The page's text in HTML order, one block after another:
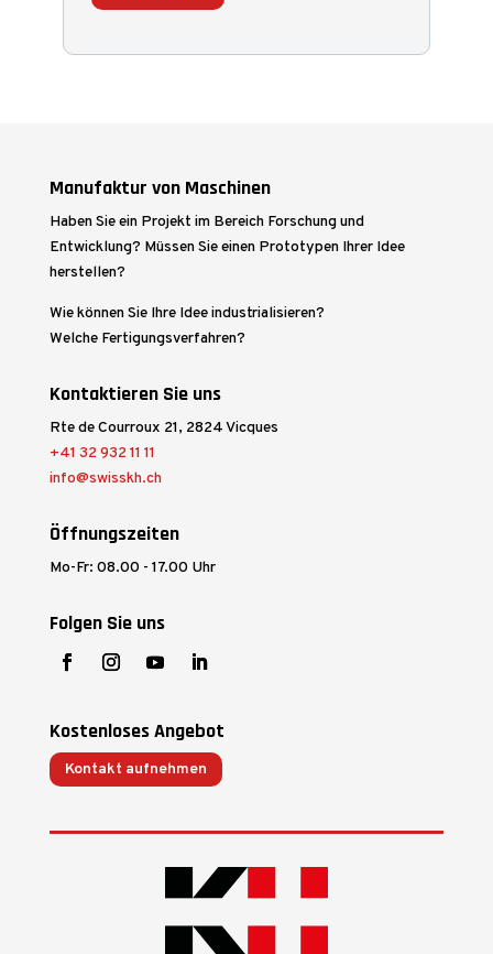
Manufaktur von Maschinen
Haben Sie ein Projekt im Bereich Forschung und
Entwicklung? Müssen Sie einen Prototypen Ihrer Idee
herstellen?
Wie können Sie Ihre Idee industrialisieren?
Welche Fertigungsverfahren?
Kontaktieren Sie uns
Rte de Courroux 21, 2824 Vicques
+41 32 932 11 11
info@swisskh.ch
Öffnungszeiten
Mo-Fr: 08.00 - 17.00 Uhr
Folgen Sie uns
Kostenloses Angebot
Kontakt aufnehmen